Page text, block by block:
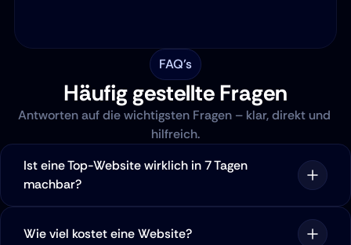
FAQ’s
Häufig gestellte Fragen
Antworten auf die wichtigsten Fragen – klar, direkt und
hilfreich.
Ist eine Top-Website wirklich in 7 Tagen
machbar?
Wie viel kostet eine Website?